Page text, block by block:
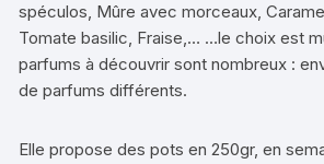
spéculos, Mûre avec morceaux,
Tomate basilic, Fraise,… …le choix est
parfums à découvrir sont nombreux :
de parfums différents.
Elle propose des pots en 250gr, en